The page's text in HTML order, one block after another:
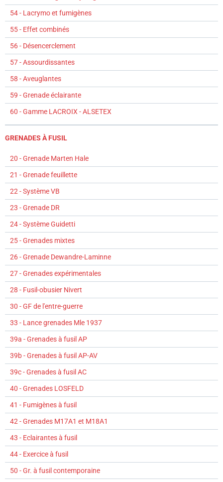
54 - Lacrymo et fumigènes
55 - Effet combinés
56 - Désencerclement
57 - Assourdissantes
58 - Aveuglantes
59 - Grenade éclairante
60 - Gamme LACROIX - ALSETEX
GRENADES À FUSIL
20 - Grenade Marten Hale
21 - Grenade feuillette
22 - Système VB
23 - Grenade DR
24 - Système Guidetti
25 - Grenades mixtes
26 - Grenade Dewandre-Laminne
27 - Grenades expérimentales
28 - Fusil-obusier Nivert
30 - GF de l'entre-guerre
33 - Lance grenades Mle 1937
39a - Grenades à fusil AP
39b - Grenades à fusil AP-AV
39c - Grenades à fusil AC
40 - Grenades LOSFELD
41 - Fumigènes à fusil
42 - Grenades M17A1 et M18A1
43 - Eclairantes à fusil
44 - Exercice à fusil
50 - Gr. à fusil contemporaine